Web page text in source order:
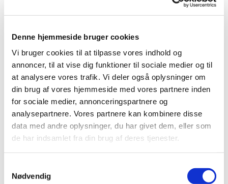
Denne hjemmeside bruger cookies
Vi bruger cookies til at tilpasse vores indhold og
annoncer, til at vise dig funktioner til sociale medier og til
at analysere vores trafik. Vi deler også oplysninger om
din brug af vores hjemmeside med vores partnere inden
for sociale medier, annonceringspartnere og
analysepartnere. Vores partnere kan kombinere disse
data med andre oplysninger, du har givet dem, eller som
de har indsamlet fra din brug af deres tjenester.
Nødvendig
Søndag 23. august 2026 ca. kl. 11.45 Else Friis og
Jørn Anderson
Søndag den 23. august tager vi hul på
efterårssæsonen i kunstforeningen med en
dobbeltudstilling. Vi får besøg fra Kunstnerhjemmet
arbejder og udstiller. Jørn er trædrejer og er